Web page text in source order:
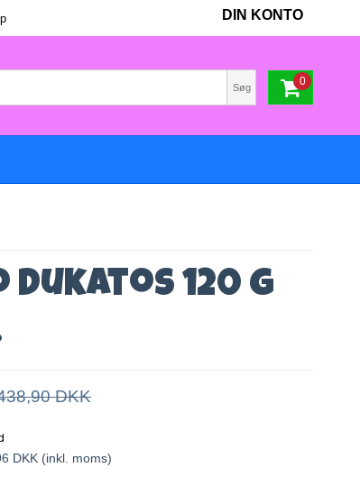
DIN KONTO
0
Søg
dukatos 120 g
DKK
DKK (inkl. moms)